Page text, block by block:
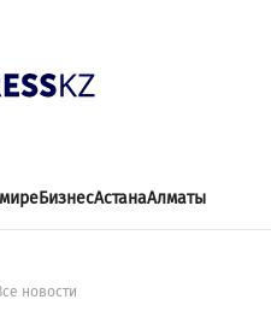
БизнесАстанаАлматы
новости